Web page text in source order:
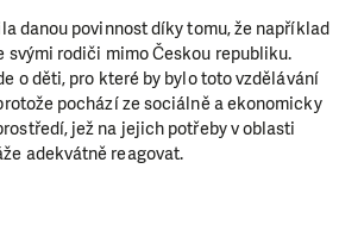
danou povinnost díky tomu, že například
svými rodiči mimo Českou republiku.
o děti, pro které by bylo toto vzdělávání
pochází ze sociálně a ekonomicky
jež na jejich potřeby v oblasti
adekvátně reagovat.